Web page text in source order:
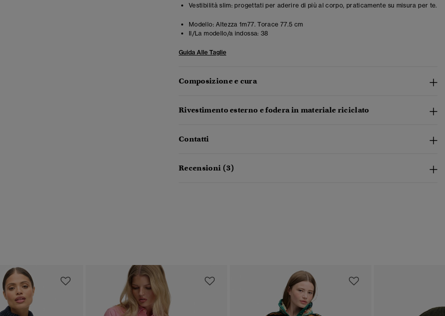
Vestibilità slim: progettati per aderire di più al corpo, praticamente su misura per te.
Modello: Altezza 1m77. Torace 77.5 cm
Il/La modello/a indossa: 38
Guida Alle Taglie
Composizione e cura
Rivestimento esterno e fodera in materiale riciclato
Contatti
Recensioni (3)